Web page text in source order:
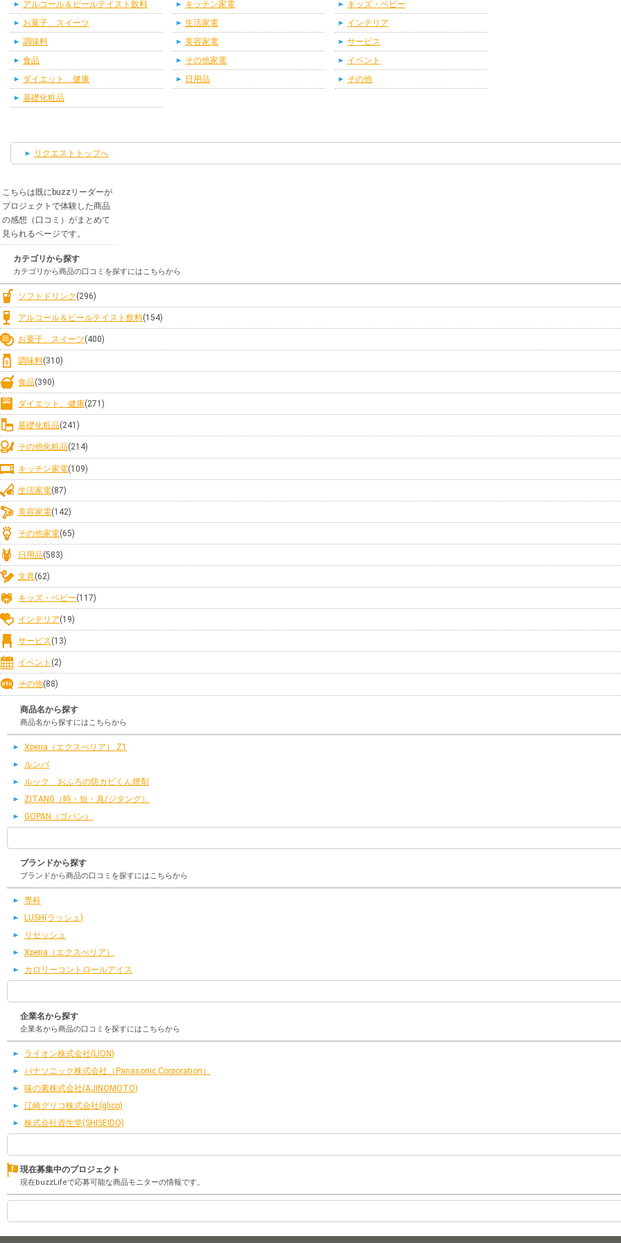
アルコール＆ビールテイスト飲料
お菓子、スイーツ
調味料
食品
ダイエット、健康
基礎化粧品
キッチン家電
生活家電
美容家電
その他家電
日用品
キッズ・ベビー
インテリア
サービス
イベント
その他
リクエストトップへ
こちらは既にbuzzリーダーが
プロジェクトで体験した商品
の感想（口コミ）がまとめて
見られるページです。
カテゴリから探す
カテゴリから商品の口コミを探すにはこちらから
ソフトドリンク (296)
アルコール＆ビールテイスト飲料(154)
お菓子、スイーツ(400)
調味料(310)
食品(390)
ダイエット、健康(271)
基礎化粧品(241)
その他化粧品(214)
キッチン家電(109)
生活家電(87)
美容家電(142)
その他家電(65)
日用品(583)
文具(62)
キッズ・ベビー(117)
インテリア(19)
サービス(13)
イベント (2)
その他(88)
商品名から探す
商品名から探すにはこちらから
Xperia（エクスぺリア） Z1
ルンバ
ルック おふろの防カビくん煙剤
ZITANG（時・短・具/ジタング）
GOPAN（ゴパン）
ブランドから探す
ブランドから商品の口コミを探すにはこちらから
専科
LUSH(ラッシュ)
リセッシュ
Xperia（エクスぺリア）
カロリーコントロールアイス
企業名から探す
企業名から商品の口コミを探すにはこちらから
ライオン株式会社(LION)
パナソニック株式会社（Panasonic Corporation）
味の素株式会社(AJINOMOTO)
江崎グリコ株式会社(glico)
株式会社資生堂(SHISEIDO)
現在募集中のプロジェクト
現在buzzLifeで応募可能な商品モニターの情報です。